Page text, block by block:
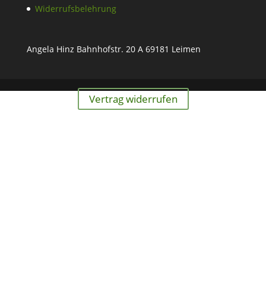
Widerrufsbelehrung
Angela Hinz Bahnhofstr. 20 A 69181 Leimen
Vertrag widerrufen